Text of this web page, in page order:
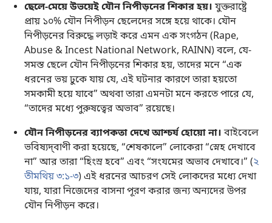
ছেলে-মেয়ে উভয়েই যৌন নিপীড়নের শিকার হয়।যুক্তরাষ্ট্রে
প্রায় ১০% যৌন নিপীড়ন ছেলেদের সঙ্গে হয়ে থাকে। যৌন
নিপীড়নের বিরুদ্ধে লড়াই করে এমন এক সংগঠন (Rape,
Abuse & Incest National Network, RAINN) বলে, যে-
সমস্ত ছেলে যৌন নিপীড়নের শিকার হয়, তাদের মনে “এক
ধরনের ভয় ঢুকে যায় যে, এই ঘটনার কারণে তারা হয়তো
সমকামী হয়ে যাবে” অথবা তারা এমনটা মনে করতে পারে যে,
“তাদের মধ্যে পুরুষত্বের অভাব” রয়েছে।
যৌন নিপীড়নের ব্যাপকতা দেখে আশ্চর্য হোয়ো না।বাইবেলে
ভবিষ্যদ্‌বাণী করা হয়েছে, “শেষকালে” লোকেরা “স্নেহ দেখাবে
না” আর তারা “হিংস্র হবে” এবং “সংযমের অভাব দেখাবে।” (২
তীমথিয় ৩:১-৩) এই ধরনের আচরণ সেই লোকদের মধ্যে দেখা
যায়, যারা নিজেদের বাসনা পূরণ করার জন্য অন্যদের উপর
যৌন নিপীড়ন করে।